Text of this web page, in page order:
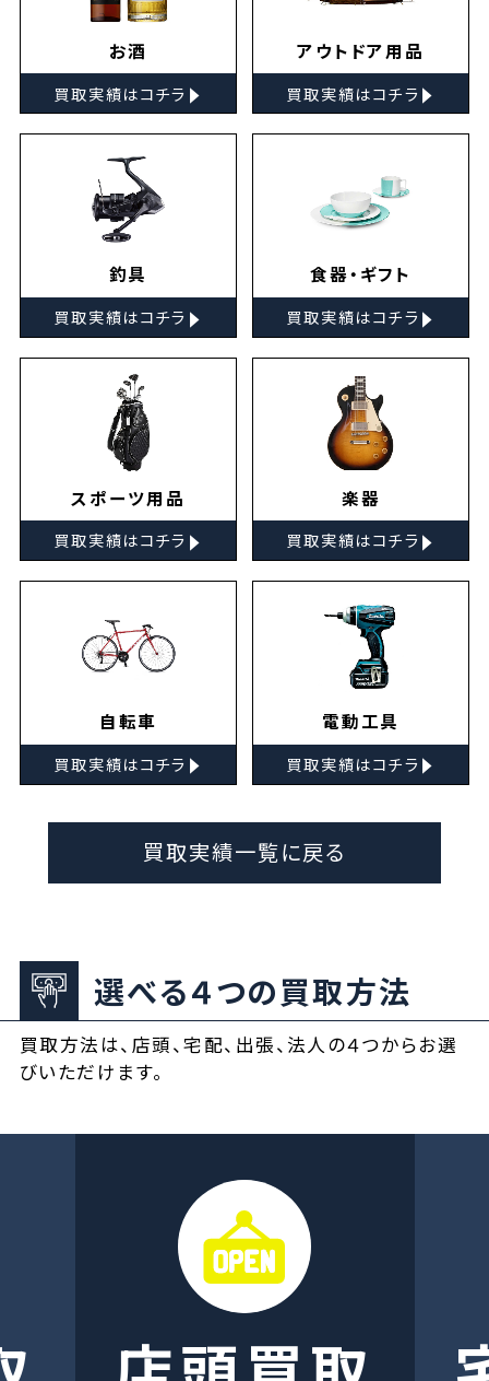
お酒
買取実績はコチラ ▸
アウトドア用品
買取実績はコチラ ▸
釣具
買取実績はコチラ ▸
食器・ギフト
買取実績はコチラ ▸
スポーツ用品
買取実績はコチラ ▸
楽器
買取実績はコチラ ▸
自転車
買取実績はコチラ ▸
電動工具
買取実績はコチラ ▸
買取実績一覧に戻る
選べる４つの買取方法
買取方法は、店頭、宅配、出張、法人の４つからお選
びいただけます。